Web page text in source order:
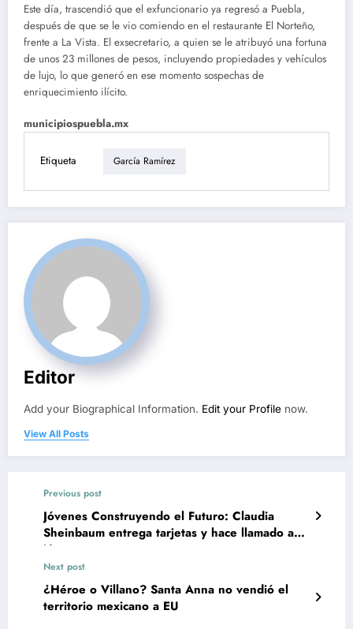
Este día, trascendió que el exfuncionario ya regresó a Puebla,
después de que se le vio comiendo en el restaurante El Norteño,
frente a La Vista. El exsecretario, a quien se le atribuyó una fortuna
de unos 23 millones de pesos, incluyendo propiedades y vehículos
de lujo, lo que generó en ese momento sospechas de
enriquecimiento ilícito.
municipiospuebla.mx
Etiqueta García Ramírez
Editor
Add your Biographical Information. Edit your Profile now.
View All Posts
Previous post
Jóvenes Construyendo el Futuro: Claudia
Sheinbaum entrega tarjetas y hace llamado a
jóvenes
Next post
¿Héroe o Villano? Santa Anna no vendió el
territorio mexicano a EU